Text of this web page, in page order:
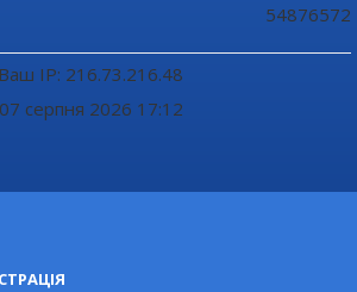
54876572
Ваш IP: 216.73.216.48
07 серпня 2026 17:12